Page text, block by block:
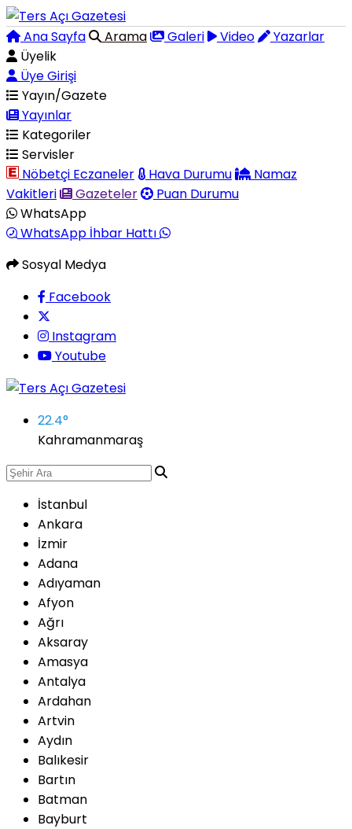
Ana Sayfa Arama Galeri Video
Yazarlar
Üyelik
Üye Girişi
Yayın/Gazete
Yayınlar
Kategoriler
Servisler
Nöbetçi Eczaneler
Hava Durumu
Namaz
Vakitleri
Gazeteler
Puan Durumu
WhatsApp
WhatsApp İhbar Hattı
Sosyal Medya
Facebook
Instagram
Youtube
22.4°
Kahramanmaraş
İstanbul
Ankara
İzmir
Adana
Adıyaman
Afyon
Ağrı
Aksaray
Amasya
Antalya
Ardahan
Artvin
Aydın
Balıkesir
Bartın
Batman
Bayburt